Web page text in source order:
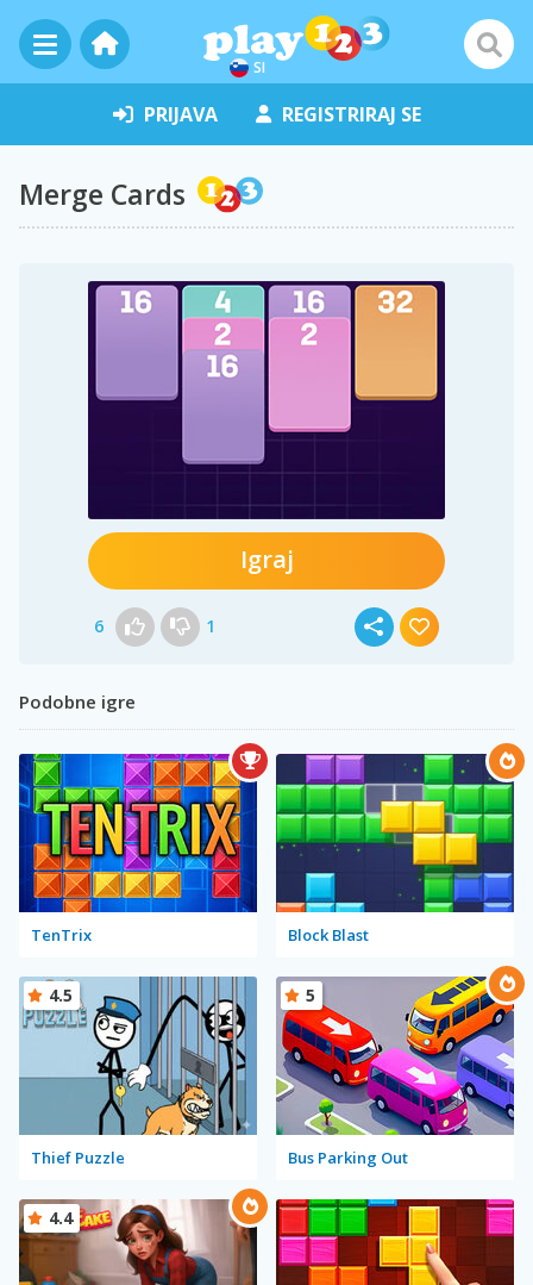
SI
PRIJAVA REGISTRIRAJ SE
Merge Cards
Igraj
6 1
Podobne igre
TenTrix Block Blast
Thief Puzzle
4.5
Bus Parking Out
5
4.4